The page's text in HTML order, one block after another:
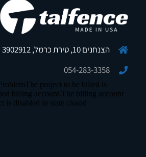
הצנחנים 10, טירת כרמל, 3902912
054-283-3358